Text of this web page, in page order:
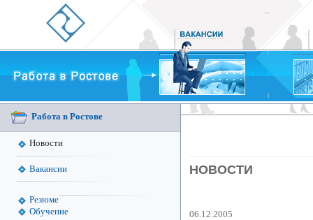
Работа в Ростове
Новости
Вакансии
Резюме
Обучение
НОВОСТИ
06.12.2005